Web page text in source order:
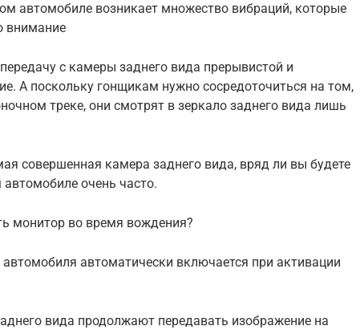
автомобиле возникает множество вибраций, которые
внимание
с камеры заднего вида прерывистой и
А поскольку гонщикам нужно сосредоточиться на том,
треке, они смотрят в зеркало заднего вида лишь
совершенная камера заднего вида, вряд ли вы будете
очень часто.
монитор во время вождения?
автоматически включается при активации
вида продолжают передавать изображение на